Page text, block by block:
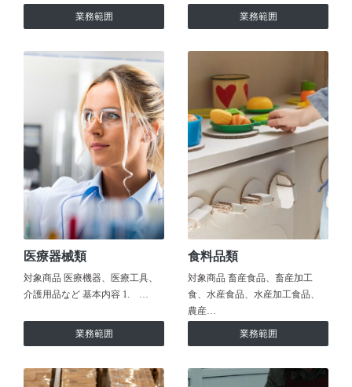
業務範囲 業務範囲
医療器械類
対象商品 医療機器、医療工具、
介護用品など 基本内容 1. …
業務範囲
食料品類
対象商品 畜産食品、畜産加工
食、水産食品、水産加工食品、
農産…
業務範囲